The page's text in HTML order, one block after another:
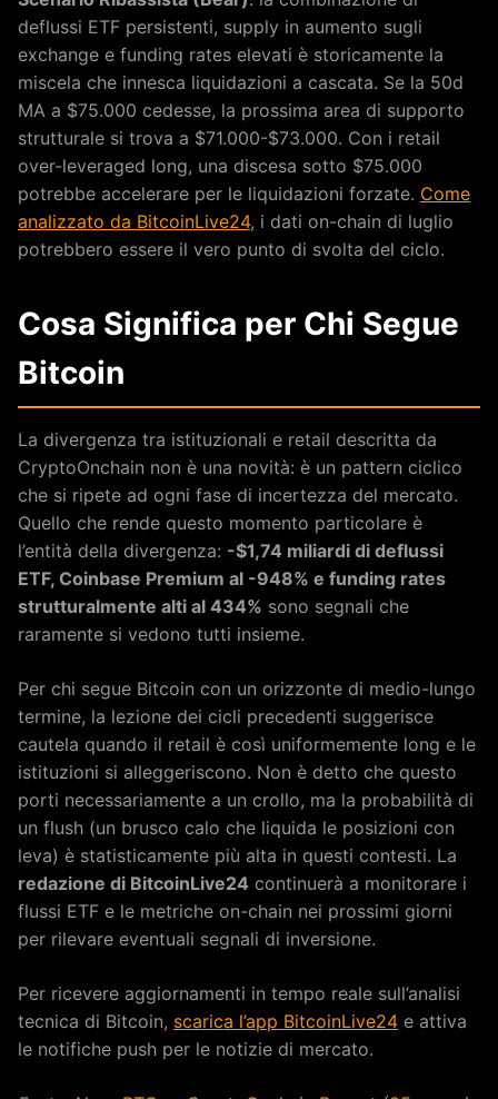
deflussi ETF persistenti, supply in aumento sugli
exchange e funding rates elevati è storicamente la
miscela che innesca liquidazioni a cascata. Se la 50d
MA a $75.000 cedesse, la prossima area di supporto
strutturale si trova a $71.000-$73.000. Con i retail
over-leveraged long, una discesa sotto $75.000
potrebbe accelerare per le liquidazioni forzate. Come
analizzato da BitcoinLive24, i dati on-chain di luglio
potrebbero essere il vero punto di svolta del ciclo.
Cosa Significa per Chi Segue
Bitcoin
La divergenza tra istituzionali e retail descritta da
CryptoOnchain non è una novità: è un pattern ciclico
che si ripete ad ogni fase di incertezza del mercato.
Quello che rende questo momento particolare è
l’entità della divergenza: -$1,74 miliardi di deflussi
ETF, Coinbase Premium al -948% e funding rates
strutturalmente alti al 434% sono segnali che
raramente si vedono tutti insieme.
Per chi segue Bitcoin con un orizzonte di medio-lungo
termine, la lezione dei cicli precedenti suggerisce
cautela quando il retail è così uniformemente long e le
istituzioni si alleggeriscono. Non è detto che questo
porti necessariamente a un crollo, ma la probabilità di
un flush (un brusco calo che liquida le posizioni con
leva) è statisticamente più alta in questi contesti. La
redazione di BitcoinLive24 continuerà a monitorare i
flussi ETF e le metriche on-chain nei prossimi giorni
per rilevare eventuali segnali di inversione.
Per ricevere aggiornamenti in tempo reale sull’analisi
tecnica di Bitcoin, scarica l’app BitcoinLive24 e attiva
le notifiche push per le notizie di mercato.